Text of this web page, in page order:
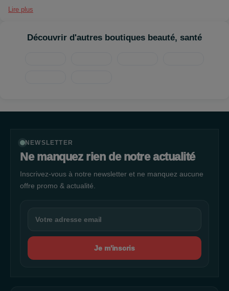
durant l'année et les jeunes peuvent aussi en bénéficier.
Lire plus
Découvrir d'autres boutiques beauté, santé
NEWSLETTER
Ne manquez rien de notre actualité
Inscrivez-vous à notre newsletter et ne manquez aucune
offre promo & actualité.
Je m'inscris